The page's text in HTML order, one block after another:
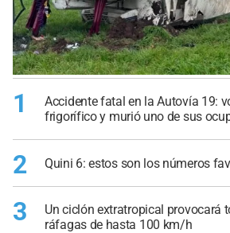
1
Accidente fatal en la Autovía 19:
frigorífico y murió uno de sus
2 Quini 6: estos son los números
3
Un ciclón extratropical provocará
ráfagas de hasta 100 km/h